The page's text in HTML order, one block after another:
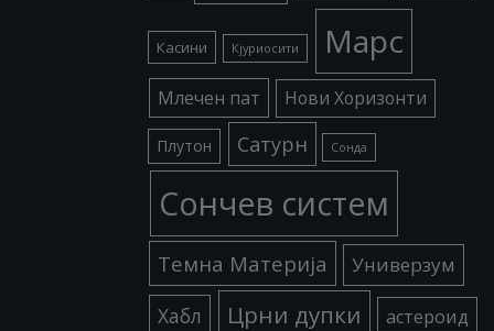
Касини Кјуриосити Марс
Млечен пат Нови Хоризонти
Плутон Сатурн Сонда
Сончев систем
Темна Материја Универзум
Хабл Црни дупки астероид